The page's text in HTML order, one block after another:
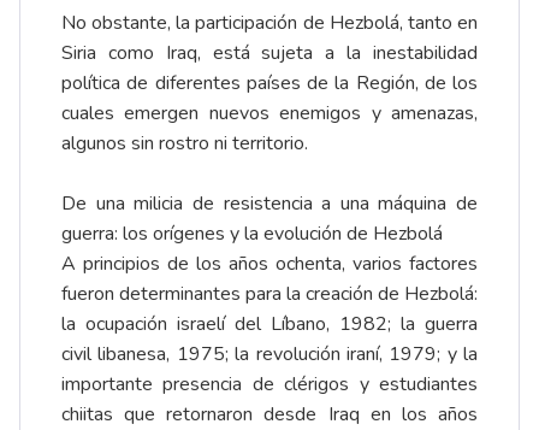
No obstante, la participación de Hezbolá, tanto en
Siria como Iraq, está sujeta a la inestabilidad
política de diferentes países de la Región, de los
cuales emergen nuevos enemigos y amenazas,
algunos sin rostro ni territorio.
De una milicia de resistencia a una máquina de
guerra: los orígenes y la evolución de Hezbolá
A principios de los años ochenta, varios factores
fueron determinantes para la creación de Hezbolá:
la ocupación israelí del Líbano, 1982; la guerra
civil libanesa, 1975; la revolución iraní, 1979; y la
importante presencia de clérigos y estudiantes
chiitas que retornaron desde Iraq en los años